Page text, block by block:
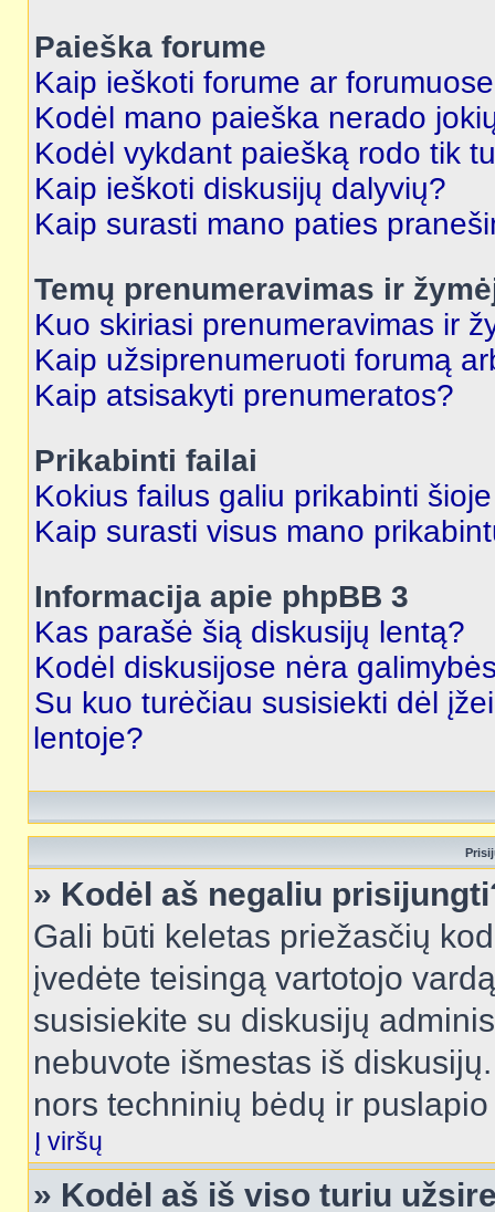
Paieška forume
Kaip ieškoti forume ar
Kodėl mano paieška nerado
Kodėl vykdant paiešką rodo tik
Kaip ieškoti diskusijų dalyvių?
Kaip surasti mano paties
Temų prenumeravimas ir
Kuo skiriasi prenumeravimas ir
Kaip užsiprenumeruoti forumą
Kaip atsisakyti prenumeratos?
Prikabinti failai
Kokius failus galiu prikabinti
Kaip surasti visus mano
Informacija apie phpBB 3
Kas parašė šią diskusijų lentą?
Kodėl diskusijose nėra
Su kuo turėčiau susisiekti dėl
lentoje?
» Kodėl aš negaliu
Gali būti keletas priežasčių
įvedėte teisingą vartotojo
susisiekite su diskusijų
nebuvote išmestas iš
nors techninių bėdų ir
Į viršų
» Kodėl aš iš viso turiu